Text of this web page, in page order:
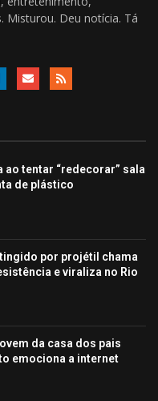
Misturou. Deu notícia. Tá
ao tentar “redecorar” sala
de plástico
por projétil chama
e viraliza no Rio
da casa dos pais
emociona a internet